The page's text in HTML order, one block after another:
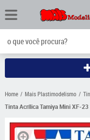
Home Mais Plastimodelismo
Tinta Acrílica Tamiya Mini XF-